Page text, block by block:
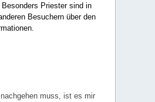
Priester sind in
Besuchern über den
muss, ist es mir